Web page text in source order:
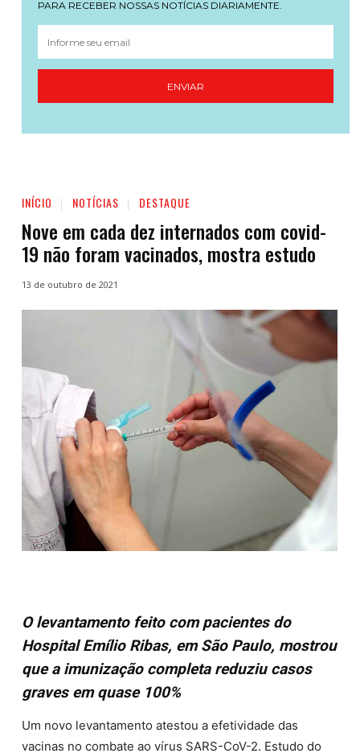
PARA RECEBER NOSSAS NOTÍCIAS DIARIAMENTE.
ENVIAR